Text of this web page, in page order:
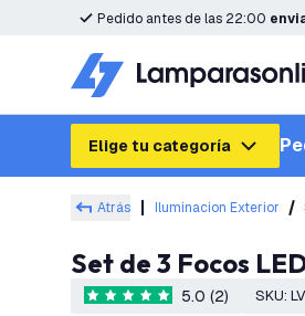
Pedido antes de las 22:00
Elige tu categoría
Atrás Iluminacion Exterior
Set de 3 Focos
5 estrellas de puntuación
5.0 (2) SKU: